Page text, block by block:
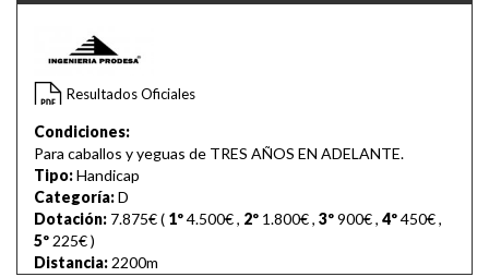
Resultados Oficiales
Condiciones:
Para caballos y yeguas de TRES AÑOS EN ADELANTE.
Tipo:Handicap
Categoría:D
Dotación: 7.875€ ( 1º4.500€, 2º 1.800€, 3º900€, 4º450€,
5º 225€)
Distancia: 2200m